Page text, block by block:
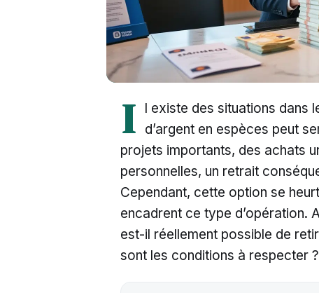
I
l existe des situations dans
d’argent en espèces peut
projets importants, des achats
personnelles, un retrait
Cependant, cette option se
encadrent ce type d’opération.
est-il réellement possible de
sont les conditions à respecter ?